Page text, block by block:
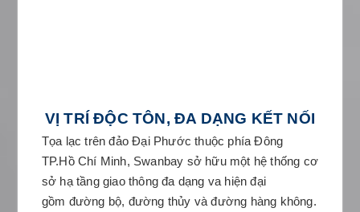
VỊ TRÍ ĐỘC TÔN, ĐA DẠNG KẾT NỐI
Tọa lạc trên đảo Đại Phước thuộc phía Đông
TP.Hồ Chí Minh, Swanbay sở hữu một hệ thống cơ
sở hạ tầng giao thông đa dạng va hiện đại
gồm đường bộ, đường thủy và đường hàng không.